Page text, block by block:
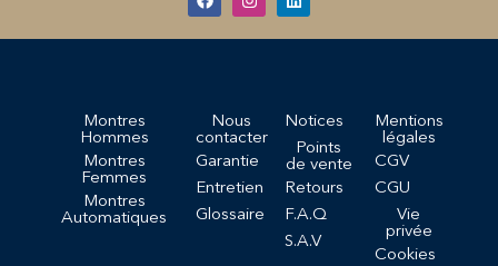
Montres
Hommes
Montres
Femmes
Montres
Automatiques
Nous
contacter
Garantie
Entretien
Glossaire
Notices
Points
de vente
Retours
F.A.Q
S.A.V
Mentions
légales
CGV
CGU
Vie
privée
Cookies